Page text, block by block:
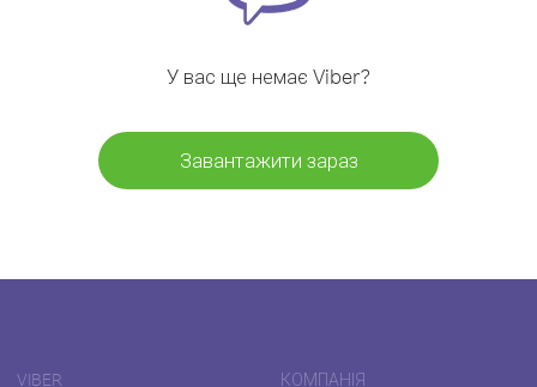
У вас ще немає Viber?
Завантажити зараз
VIBER КОМПАНІЯ